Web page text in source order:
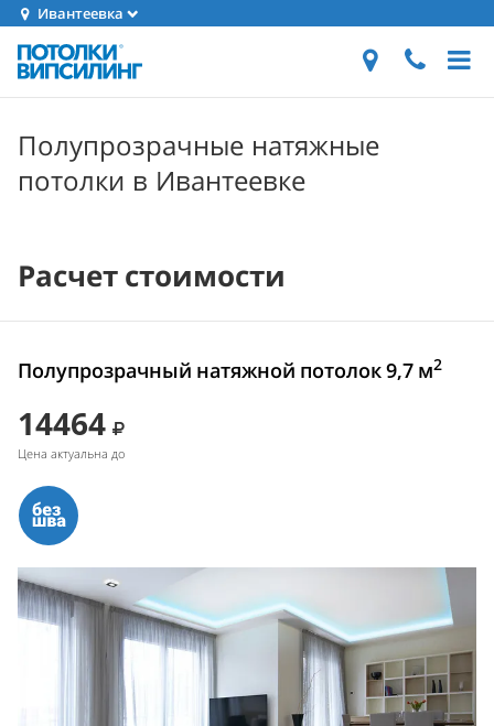
Ивантеевка
Полупрозрачные натяжные
потолки в Ивантеевке
Расчет стоимости
Полупрозрачный натяжной потолок 9,7 м2
14464
Цена актуальна до